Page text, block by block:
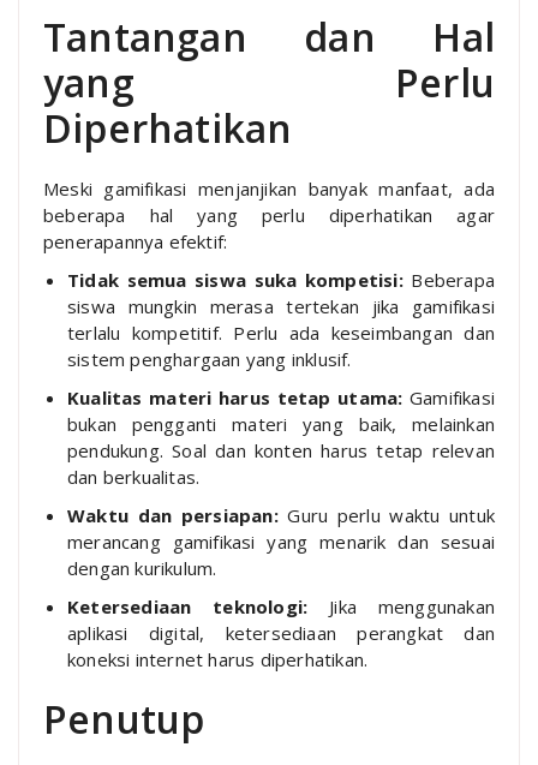
Tantangan dan Hal
yang Perlu
Diperhatikan
Meski gamifikasi menjanjikan banyak manfaat, ada
beberapa hal yang perlu diperhatikan agar
penerapannya efektif:
Tidak semua siswa suka kompetisi:Beberapa
siswa mungkin merasa tertekan jika gamifikasi
terlalu kompetitif. Perlu ada keseimbangan dan
sistem penghargaan yang inklusif.
Kualitas materi harus tetap utama: Gamifikasi
bukan pengganti materi yang baik, melainkan
pendukung. Soal dan konten harus tetap relevan
dan berkualitas.
Waktu dan persiapan:Guru perlu waktu untuk
merancang gamifikasi yang menarik dan sesuai
dengan kurikulum.
Ketersediaan teknologi: Jika menggunakan
aplikasi digital, ketersediaan perangkat dan
koneksi internet harus diperhatikan.
Penutup